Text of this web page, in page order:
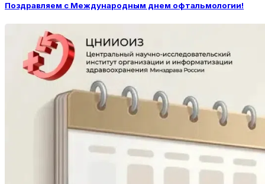
Поздравляем с Международным днем офтальмологии!